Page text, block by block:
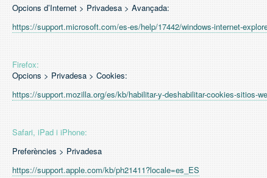
Opcions d’Internet > Privadesa > Avançada:
https://support.microsoft.com/es-es/help/17442/windows-internet-
Firefox:
Opcions > Privadesa > Cookies:
https://support.mozilla.org/es/kb/habilitar-y-deshabilitar-cookies-sitios-
Safari, iPad i iPhone:
Preferències > Privadesa
https://support.apple.com/kb/ph21411?locale=es_ES